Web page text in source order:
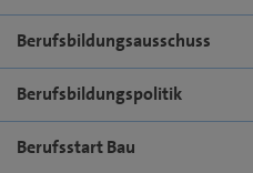
Berufsbildungsausschuss
Berufsbildungspolitik
Berufsstart Bau